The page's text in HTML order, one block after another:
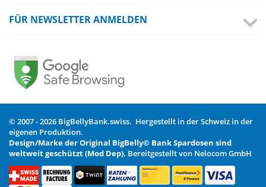
FÜR NEWSLETTER ANMELDEN
© 2007 - 2026 BigBellyBank.swiss. Hergestellt in der Schweiz in der
eigenen Produktion.
Design/Marke der Original BigBelly© Bank Spardosen sind
weltweit geschützt (Mod Dep). Bereitgestellt von Nelocom GmbH